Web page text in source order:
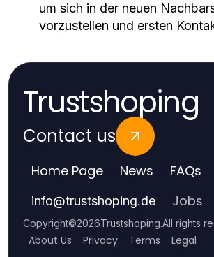
um sich in der neuen
vorzustellen und ersten
Trustshoping
Contact us
Home Page News FAQs
info@trustshoping.de Jobs
Copyright©2026Trustshoping.All rights
About Us Privacy Terms Legal